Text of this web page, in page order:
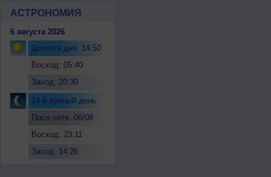
АСТРОНОМИЯ
6 августа 2026
Долгота дня: 14:50
Восход: 05:40
Заход: 20:30
24-й лунный день
Посл.четв. 06/08
Восход: 23:11
Заход: 14:26